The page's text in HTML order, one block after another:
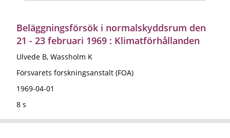
Beläggningsförsök i normalskyddsrum den
21 - 23 februari 1969 : Klimatförhållanden
Ulvede B, Wassholm K
Försvarets forskningsanstalt (FOA)
1969-04-01
8 s